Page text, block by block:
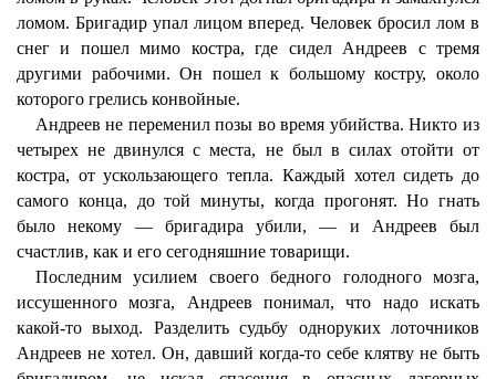
ломом. Бригадир упал лицом вперед. Человек бросил лом в
снег и пошел мимо костра, где сидел Андреев с тремя
другими рабочими. Он пошел к большому костру, около
которого грелись конвойные.
Андреев не переменил позы во время убийства. Никто из
четырех не двинулся с места, не был в силах отойти от
костра, от ускользающего тепла. Каждый хотел сидеть до
самого конца, до той минуты, когда прогонят. Но гнать
было некому — бригадира убили, — и Андреев был
счастлив, как и его сегодняшние товарищи.
Последним усилием своего бедного голодного мозга,
иссушенного мозга, Андреев понимал, что надо искать
какой-то выход. Разделить судьбу одноруких лоточников
Андреев не хотел. Он, давший когда-то себе клятву не быть